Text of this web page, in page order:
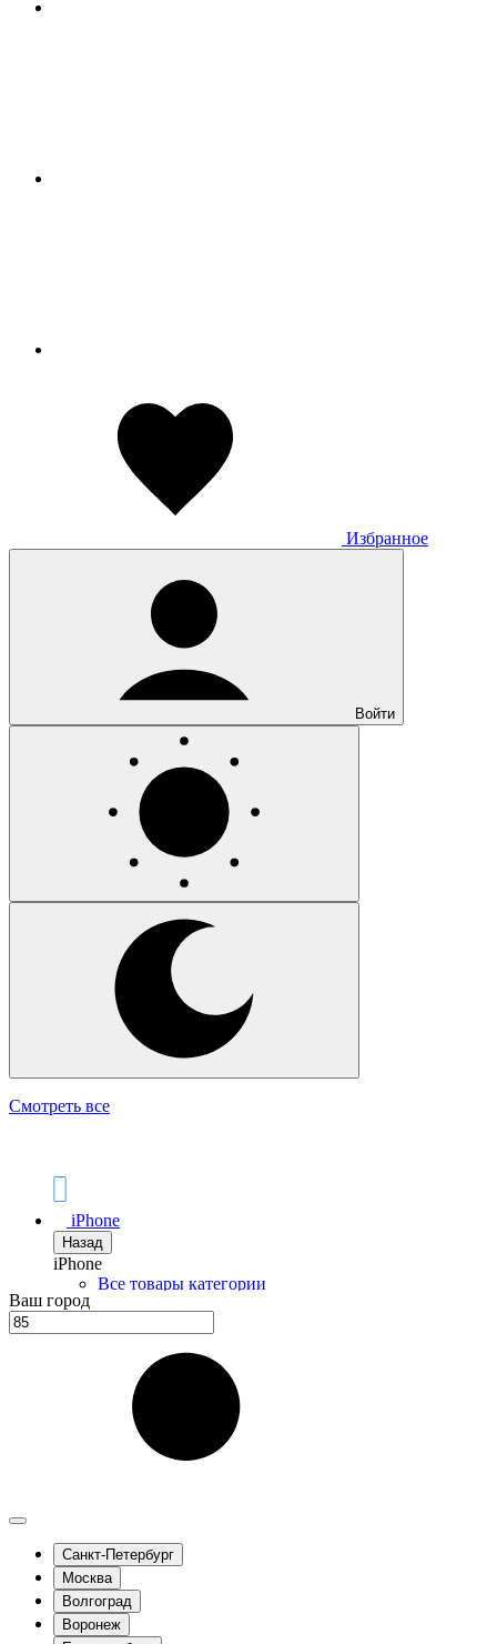
Избранное
Войти
Смотреть все
iPhone
Назад
iPhone
Все товары категории
iPhone 17
iPhone 17e
iPhone 16 Pro Max
iPhone 16 Pro
iPhone 16 Plus
iPhone 16
iPhone 15 Plus
iPhone 15
iPhone 14 Pro Max
iPhone 14 Pro
iPhone 14 Plus
Ваш город
Санкт-Петербург
Москва
Волгоград
Воронеж